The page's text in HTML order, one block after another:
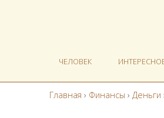
ЧЕЛОВЕК
Главная › Финансы › Деньги